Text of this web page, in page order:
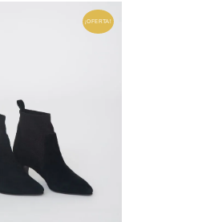
¡OFERTA!